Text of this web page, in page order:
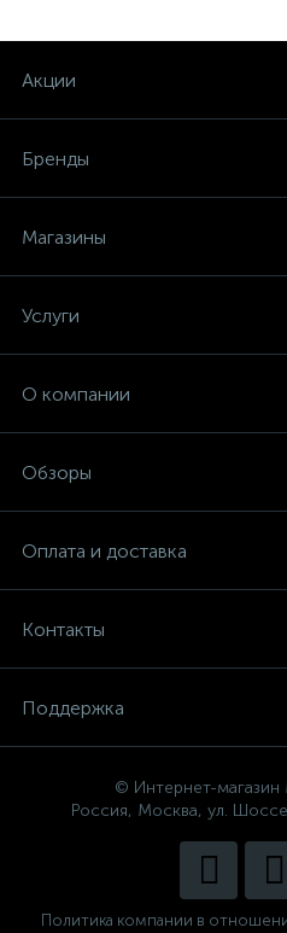
Акции
Бренды
Магазины
Услуги
О компании
Обзоры
Оплата и доставка
Контакты
Поддержка
© Интернет-магазин
Россия, Москва, ул.
Политика компании в